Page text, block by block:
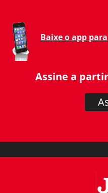
Baixe o app
Assine a